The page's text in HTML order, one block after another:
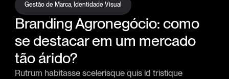
Gestão de Marca, Identidade Visual
Branding Agronegócio: como
se destacar em um mercado
tão árido?
Rutrum habitasse scelerisque quis id tristique